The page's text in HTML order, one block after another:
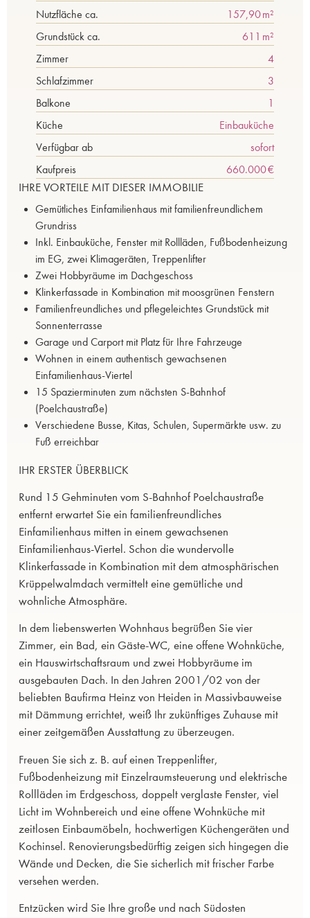
Nutzfläche ca.
157,90 m²
Grund­stück ca.
611 m²
Zimmer
4
Schlafzimmer
3
Balkone
1
Küche
Einbauküche
Verfügbar ab
sofort
Kaufpreis
660.000 €
IHRE VORTEILE MIT DIESER IMMOBILIE
Gemütliches Einfamilienhaus mit familienfreundlichem
Grundriss
Inkl. Einbauküche, Fenster mit Rollläden, Fußbodenheizung
im EG, zwei Klimageräten, Treppenlifter
Zwei Hobbyräume im Dachgeschoss
Klinkerfassade in Kombination mit moosgrünen Fenstern
Familienfreundliches und pflegeleichtes Grundstück mit
Sonnenterrasse
Garage und Carport mit Platz für Ihre Fahrzeuge
Wohnen in einem authentisch gewachsenen
Einfamilienhaus-Viertel
15 Spazierminuten zum nächsten S-Bahnhof
(Poelchaustraße)
Verschiedene Busse, Kitas, Schulen, Supermärkte usw. zu
Fuß erreichbar
IHR ERSTER ÜBERBLICK
Rund 15 Gehminuten vom S-Bahnhof Poelchaustraße
entfernt erwartet Sie ein familienfreundliches
Einfamilienhaus mitten in einem gewachsenen
Einfamilienhaus-Viertel. Schon die wundervolle
Klinkerfassade in Kombination mit dem atmosphärischen
Krüppelwalmdach vermittelt eine gemütliche und
wohnliche Atmosphäre.
In dem liebenswerten Wohnhaus begrüßen Sie vier
Zimmer, ein Bad, ein Gäste-WC, eine offene Wohnküche,
ein Hauswirtschaftsraum und zwei Hobbyräume im
ausgebauten Dach. In den Jahren 2001/02 von der
beliebten Baufirma Heinz von Heiden in Massivbauweise
mit Dämmung errichtet, weiß Ihr zukünftiges Zuhause mit
einer zeitgemäßen Ausstattung zu überzeugen.
Freuen Sie sich z. B. auf einen Treppenlifter,
Fußbodenheizung mit Einzelraumsteuerung und elektrische
Rollläden im Erdgeschoss, doppelt verglaste Fenster, viel
Licht im Wohnbereich und eine offene Wohnküche mit
zeitlosen Einbaumöbeln, hochwertigen Küchengeräten und
Kochinsel. Renovierungsbedürftig zeigen sich hingegen die
Wände und Decken, die Sie sicherlich mit frischer Farbe
versehen werden.
Entzücken wird Sie Ihre große und nach Südosten